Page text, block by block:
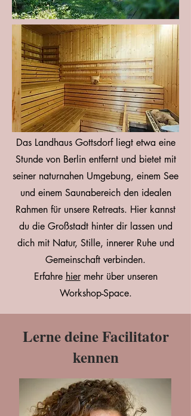
Das Landhaus Gottsdorf liegt etwa eine
Stunde von Berlin entfernt und bietet mit
seiner naturnahen Umgebung, einem See
und einem Saunabereich den idealen
Rahmen für unsere Retreats. Hier kannst
du die Großstadt hinter dir lassen und
dich mit Natur, Stille, innerer Ruhe und
Gemeinschaft verbinden.
Erfahre hiermehr über unseren
Workshop-Space.
Lerne deine Facilitator
kennen